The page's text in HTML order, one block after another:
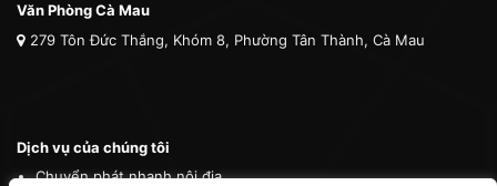
Văn Phòng Cà Mau
279 Tôn Đức Thắng, Khóm 8, Phường Tân Thành, Cà Mau
Dịch vụ của chúng tôi
Chuyển phát nhanh nội địa